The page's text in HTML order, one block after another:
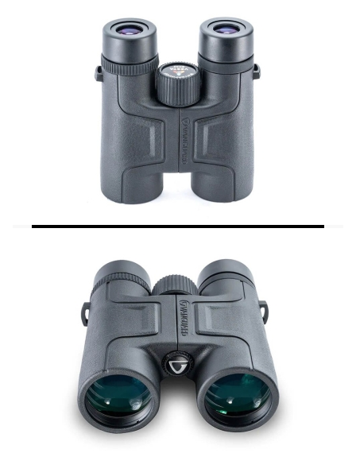
permițându-vă să focalizați instantaneu pe subiecte
aflate la distanțe diferite.
Construcție Durabilă și Protecție la Intemperii:
Carcasă din Aluminiu cu Armură de Cauciuc:
rezistent din aluminiu este îmbrăcat într-un strat de
cauciuc anti-alunecare, care absoarbe șocurile și oferă
o prindere sigură, indiferent dacă aveți mâinile umede
sau purtați mănuși.
Tehnologie Anti-Aburire (Nitrogen Purged):
este purjat cu azot, ceea ce previne aburirea internă a
lentilelor la schimbări bruște de temperatură,
menținând imaginea clară în orice condiții climatice.
Vanguard Vesta rămâne protejat datorită sigiliilor sale
Confort la Observare:
Mărire 8x și Câmp Vizual Panoramic:Mărirea de 8 ori
oferă un echilibru perfect între detaliu și stabilitate,
având un câmp vizual generos de
10.8 metri la 100
, facilitând localizarea rapidă a țintelor.
Oculare Twist-out și Eye Relief de 19 mm:Distanța
generoasă de privire și cupele oculare reglabile permit
o utilizare confortabilă pentru toți utilizatorii, inclusiv
pentru persoanele care poartă ochelari.